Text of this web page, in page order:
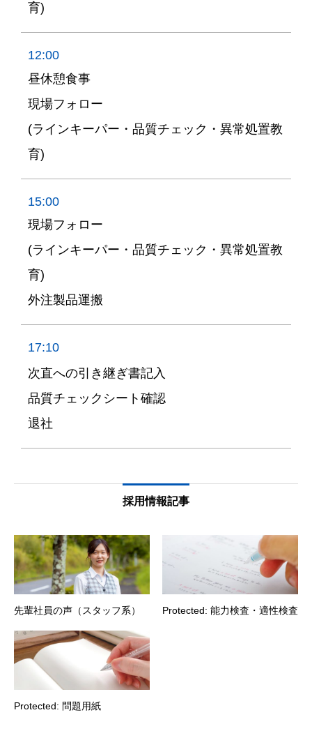
育)
12:00
昼休憩食事
現場フォロー
(ラインキーパー・品質チェック・異常処置教
育)
15:00
現場フォロー
(ラインキーパー・品質チェック・異常処置教
育)
外注製品運搬
17:10
次直への引き継ぎ書記入
品質チェックシート確認
退社
採用情報記事
先輩社員の声（スタッフ系） Protected: 能力検査・適性検査
Protected: 問題用紙